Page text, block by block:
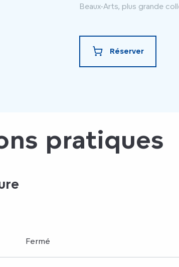
Beaux-Arts, plus grande
Réserver
pratiques
2026
Fermé